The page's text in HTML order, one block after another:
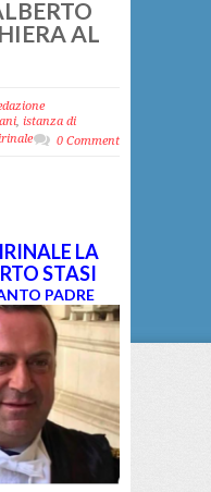
AL
, istanza di
0 Comment
LA
STASI
PADRE